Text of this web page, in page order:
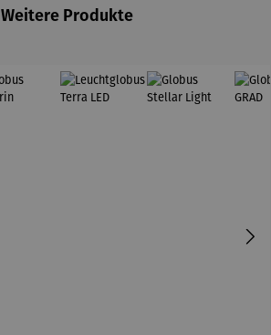
Weitere Produkte